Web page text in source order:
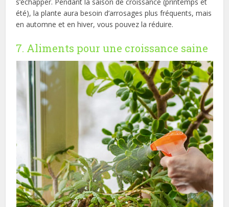
s’échapper. Pendant la saison de croissance (printemps et
été), la plante aura besoin d’arrosages plus fréquents, mais
en automne et en hiver, vous pouvez la réduire.
7. Aliments pour une croissance saine